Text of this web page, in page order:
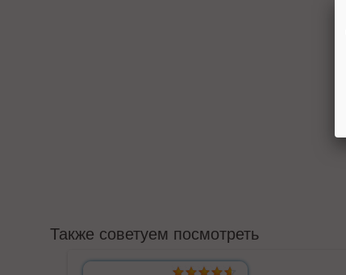
Также советуем посмотреть